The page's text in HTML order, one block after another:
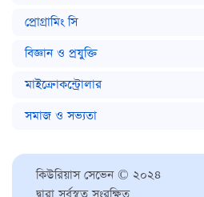
প্রোগ্রামিং সি
বিজ্ঞান ও প্রযুক্তি
মাইক্রোকন্ট্রোলার
সমাজ ও সভ্যতা
কিউরিয়াস সেভেন © ২০২৪